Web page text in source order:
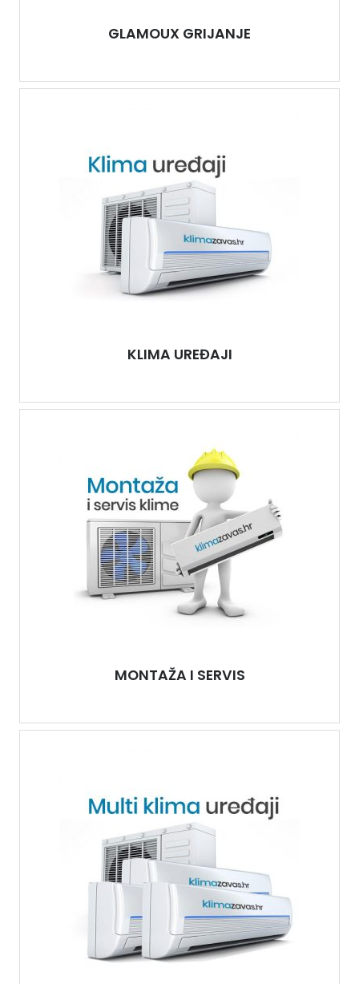
GLAMOUX GRIJANJE
KLIMA UREĐAJI
MONTAŽA I SERVIS